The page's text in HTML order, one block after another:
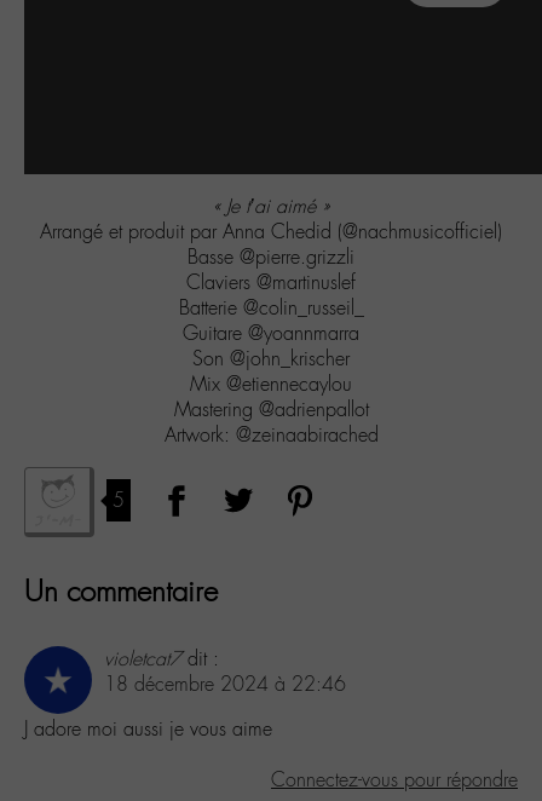
« Je t’ai aimé »
Arrangé et produit par Anna Chedid (@nachmusicofficiel)
Basse @pierre.grizzli
Claviers @martinuslef
Batterie @colin_russeil_
Guitare @yoannmarra
Son @john_krischer
Mix @etiennecaylou
Mastering @adrienpallot
Artwork: @zeinaabirached
5
Un commentaire
violetcat7 dit :
18 décembre 2024 à 22:46
J adore moi aussi je vous aime
Connectez-vous pour répondre